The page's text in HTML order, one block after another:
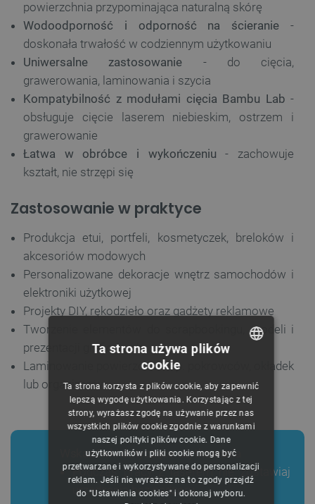
powierzchnia przypominająca naturalną skórę
Wodoodporność i odporność na ścieranie -
doskonała trwałość w codziennym użytkowaniu
Uniwersalne zastosowanie - do cięcia,
grawerowania, laminowania i szycia
Kompatybilność z modułami cięcia Bambu Lab -
obsługuje cięcie laserem niebieskim, ostrzem i
grawerowanie
Łatwa w obróbce i wykończeniu - zachowuje
kształt, nie strzępi się
Zastosowanie w praktyce
Produkcja etui, portfeli, kosmetyczek, breloków i
akcesoriów modowych
Personalizowane dekoracje wnętrz samochodów i
elektroniki użytkowej
Projekty DIY, rękodzieło oraz gadżety reklamowe
Tworzenie elementów do scrapbookingu, modeli i
prezentacji graficznych
Laminowanie powierzchni - np. pokrowców, okładek
lub organizerów
Wskazówki dotyczące użytkowania
Podczas pracy z laserem nie zostawiaj
urządzenia bez nadzoru.
CZECH
ENGLISH
GERMAN
Ta strona używa plików
cookie
Ta strona korzysta z plików cookie, aby zapewnić
lepszą wygodę użytkowania. Korzystając z tej
strony, wyrażasz zgodę na używanie przez nas
wszystkich plików cookie zgodnie z warunkami
naszej polityki plików cookie. Dane
użytkowników i pliki cookie mogą być
przetwarzane i wykorzystywane do personalizacji
reklam. Jeśli nie wyrażasz na to zgody przejdź
do "Ustawienia cookies" i dokonaj wyboru.